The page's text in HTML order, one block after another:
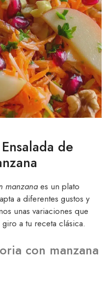
de
manzana es un plato
a diferentes gustos y
unas variaciones que
a tu receta clásica.
con manzana